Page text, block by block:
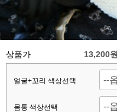
상품가 13,200원
얼굴+꼬리 색상선택
몸통 색상선택